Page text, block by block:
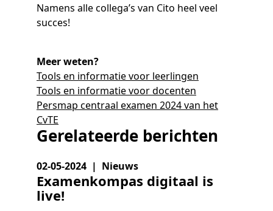
Namens alle collega’s van Cito heel veel
succes!
Meer weten?
Tools en informatie voor leerlingen
Tools en informatie voor docenten
Persmap centraal examen 2024 van het
CvTE
Gerelateerde berichten
02-05-2024 | Nieuws
Examenkompas digitaal is
live!